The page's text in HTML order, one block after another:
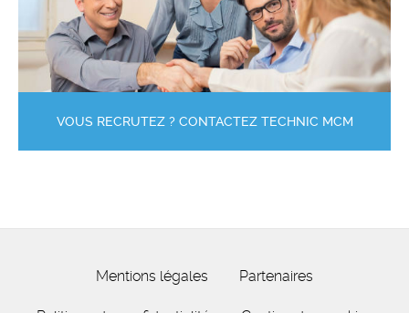
VOUS RECRUTEZ ? CONTACTEZ TECHNIC MCM
Mentions légales Partenaires